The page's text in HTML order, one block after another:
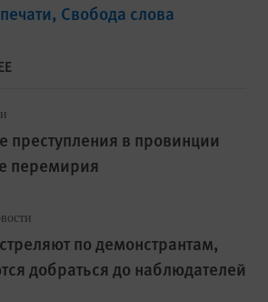
Свобода слова
преступления в провинции
перемирия
по демонстрантам,
добраться до наблюдателей